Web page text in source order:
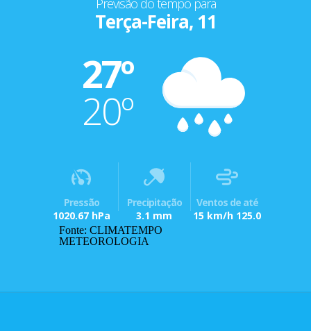
Previsão do tempo para
Terça-Feira, 11
27º
20º
Pressão
1020.67 hPa
Precipitação
3.1 mm
Ventos de até
15 km/h 125.0
Fonte: CLIMATEMPO
METEOROLOGIA